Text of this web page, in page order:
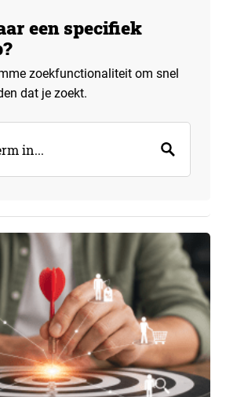
van grondrechten als…
een specifiek
zoekfunctionaliteit om snel
dat je zoekt.